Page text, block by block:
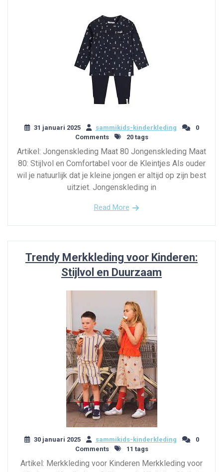
31 januari 2025 sammikids-kinderkleding
0
Comments
20 tags
Artikel: Jongenskleding Maat 80 Jongenskleding Maat
80: Stijlvol en Comfortabel voor de Kleintjes Als ouder
wil je natuurlijk dat je kleine jongen er altijd op zijn best
uitziet. Jongenskleding in
Read More
Trendy Merkkleding voor Kinderen:
Stijlvol en Duurzaam
30 januari 2025 sammikids-kinderkleding
0
Comments
11 tags
Artikel: Merkkleding voor Kinderen Merkkleding voor